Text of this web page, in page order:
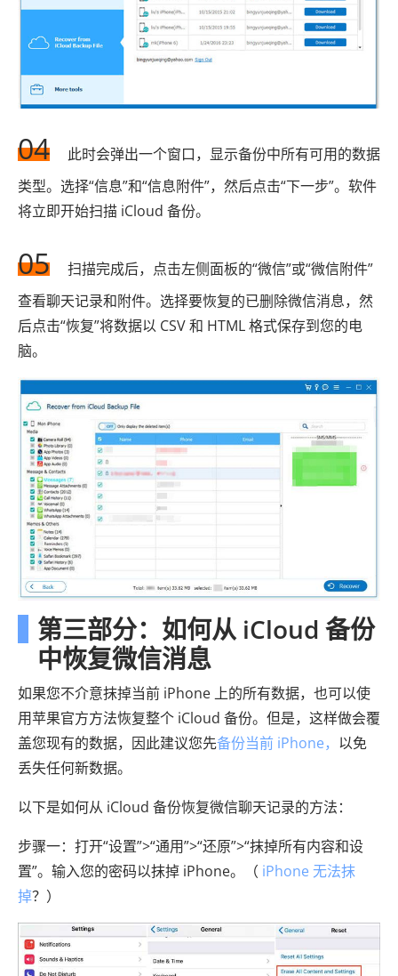
04
此时会弹出一个窗口，显示备份中所有可用的数据
类型。选择“信息”和“信息附件”，然后点击“下一步”。软件
将立即开始扫描 iCloud 备份。
05
扫描完成后，点击左侧面板的“微信”或“微信附件”
查看聊天记录和附件。选择要恢复的已删除微信消息，然
后点击“恢复”将数据以 CSV 和 HTML 格式保存到您的电
脑。
第三部分：如何从 iCloud 备份
中恢复微信消息
如果您不介意抹掉当前 iPhone 上的所有数据，也可以使
用苹果官方方法恢复整个 iCloud 备份。但是，这样做会覆
盖您现有的数据，因此建议您先备份当前 iPhone， 以免
丢失任何新数据。
以下是如何从 iCloud 备份恢复微信聊天记录的方法：
步骤一：打开“设置”>“通用”>“还原”>“抹掉所有内容和设
置”。输入您的密码以抹掉 iPhone。（ iPhone 无法抹
掉？）